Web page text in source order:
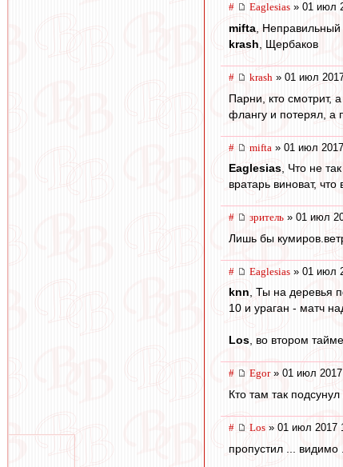
# Eaglesias » 01 июл
mifta ,
krash , Щербаков
# krash » 01 июл
Парни, кто смотрит,
флангу и потерял, а
# mifta » 01 июл
Eaglesias , Что не
вратарь виноват,
# зpитель » 01 июл
Лишь бы
# Eaglesias » 01 июл
knn, Ты на деревья
10 и ураган - матч
Los, во втором
# Egor» 01 июл 2017
Кто там так
# Los » 01 июл 2017
пропустил ...